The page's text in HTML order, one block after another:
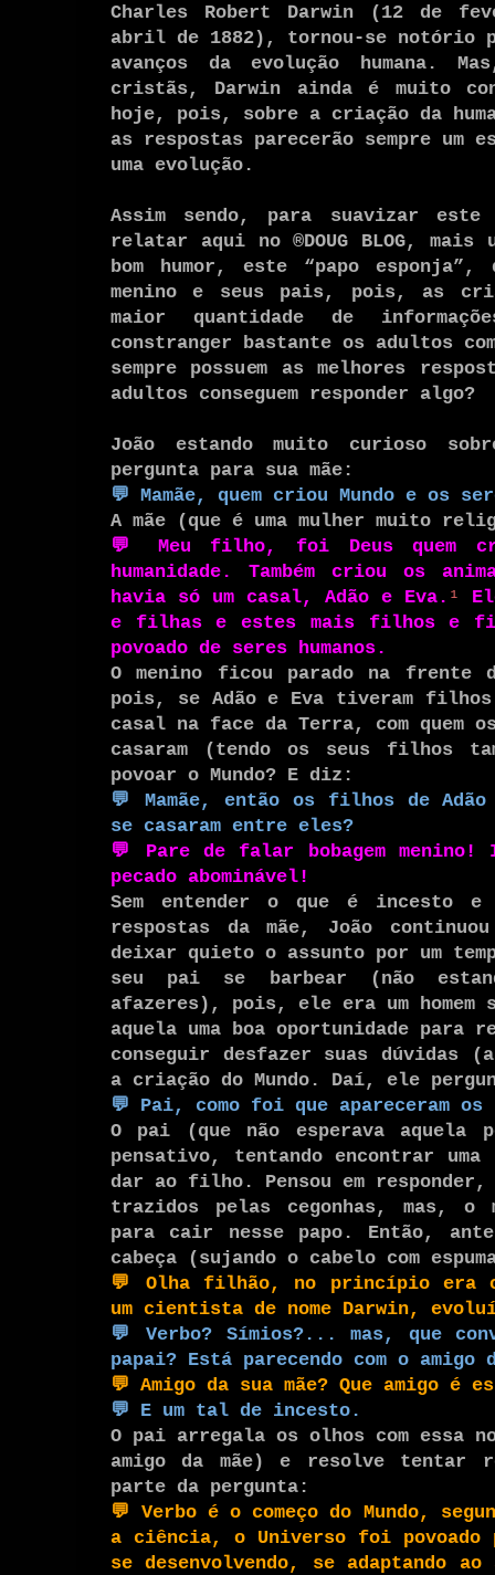
Charles Robert Darwin (12 de
abril de 1882), tornou-se notório
avanços da evolução humana.
cristãs, Darwin ainda é muito
hoje, pois, sobre a criação da
as respostas parecerão sempre um
uma evolução.
Assim sendo, para suavizar
relatar aqui no ®DOUG BLOG,
bom humor, este “papo esponja”,
menino e seus pais, pois, as
maior quantidade de
constranger bastante os adultos
sempre possuem as melhores
adultos conseguem responder algo?
João estando muito curioso
pergunta para sua mãe:
💬 Mamãe, quem criou Mundo e os
A mãe (que é uma mulher muito
💬
Meu filho, foi Deus quem
humanidade. Também criou os
havia só um casal, Adão e Eva. ¹
e filhas e estes mais filhos e
povoado de seres humanos.
O menino ficou parado na frente
pois, se Adão e Eva tiveram
casal na face da Terra, com
casaram (tendo os seus filhos
povoar o Mundo? E diz:
💬
Mamãe, então os filhos de
se casaram entre eles?
💬
Pare de falar bobagem
pecado abominável!
Sem entender o que é incesto
respostas da mãe, João
deixar quieto o assunto por um
seu pai se barbear (não
afazeres), pois, ele era um homem
aquela uma boa oportunidade para
conseguir desfazer suas dúvidas
a criação do Mundo. Daí, ele
💬 Pai, como foi que apareceram os
O pai (que não esperava
pensativo, tentando encontrar
dar ao filho. Pensou em responder,
trazidos pelas cegonhas, mas, o
para cair nesse papo. Então,
cabeça (sujando o cabelo com
💬 Olha filhão, no princípio era o
um cientista de nome Darwin,
💬
Verbo? Símios?... mas, que
papai? Está parecendo com o amigo
💬 Amigo da sua mãe? Que amigo é
💬 E um tal de incesto.
O pai arregala os olhos com essa
amigo da mãe) e resolve tentar
parte da pergunta:
💬 Verbo é o começo do Mundo,
a ciência, o Universo foi povoado
se desenvolvendo, se adaptando